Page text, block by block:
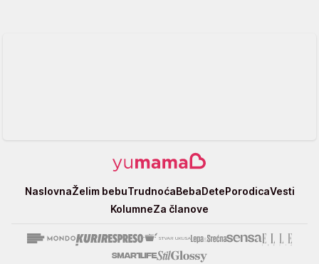
Yumama
NaslovnaŽelim bebuTrudnoćaBebaDetePorodicaVesti
KolumneZa članove